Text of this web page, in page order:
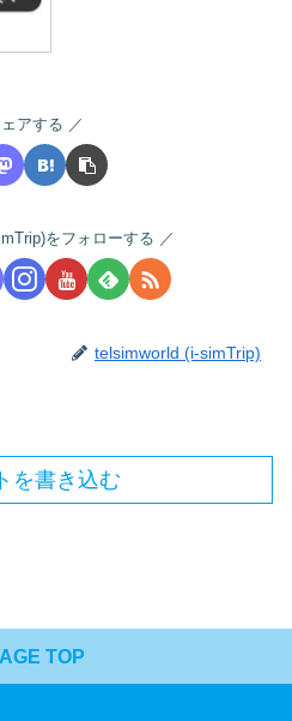
アする
をフォローする
telsimworld (i-simTrip)
を書き込む
TOP